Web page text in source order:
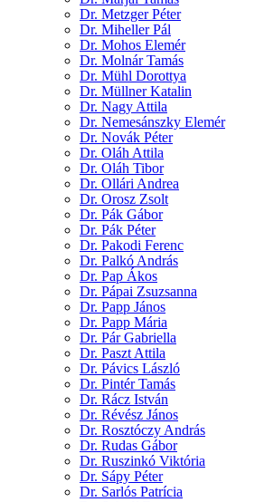
Dr. Metzger Péter
Dr. Miheller Pál
Dr. Mohos Elemér
Dr. Molnár Tamás
Dr. Mühl Dorottya
Dr. Müllner Katalin
Dr. Nagy Attila
Dr. Nemesánszky Elemér
Dr. Novák Péter
Dr. Oláh Attila
Dr. Oláh Tibor
Dr. Ollári Andrea
Dr. Orosz Zsolt
Dr. Pák Gábor
Dr. Pák Péter
Dr. Pakodi Ferenc
Dr. Palkó András
Dr. Pap Ákos
Dr. Pápai Zsuzsanna
Dr. Papp János
Dr. Papp Mária
Dr. Pár Gabriella
Dr. Paszt Attila
Dr. Pávics László
Dr. Pintér Tamás
Dr. Rácz István
Dr. Révész János
Dr. Rosztóczy András
Dr. Rudas Gábor
Dr. Ruszinkó Viktória
Dr. Sápy Péter
Dr. Sarlós Patrícia